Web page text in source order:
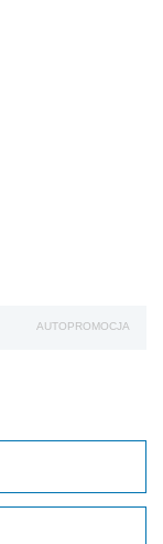
AUTOPROMOCJA